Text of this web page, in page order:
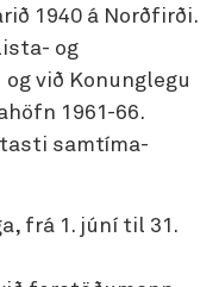
1940 á Norðfirði.
og
við Konunglegu
1961-66.
samtíma-
frá 1. júní til 31.